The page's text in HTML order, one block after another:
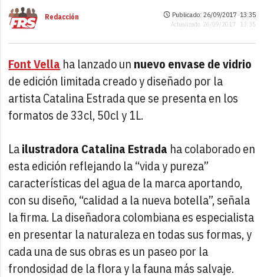
Redacción Publicado: 26/09/2017 ·13:35
Actualizado: 26/09/2017 · 13:35
Font Vella ha lanzado un nuevo envase de vidrio
de edición limitada creado y diseñado por la
artista Catalina Estrada que se presenta en los
formatos de 33cl, 50cl y 1L.
Lailustradora Catalina Estrada ha colaborado en
esta edición reflejando la “vida y pureza”
características del agua de la marca aportando,
con su diseño, “calidad a la nueva botella”, señala
la firma. La diseñadora colombiana es especialista
en presentar la naturaleza en todas sus formas, y
cada una de sus obras es un paseo por la
frondosidad de la flora y la fauna más salvaje.